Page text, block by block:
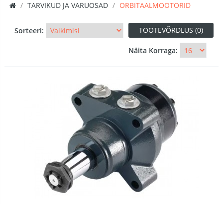
TARVIKUD JA VARUOSAD ORBITAALMOOTORID
TOOTEVÕRDLUS (0)
Sorteeri:
Näita Korraga: